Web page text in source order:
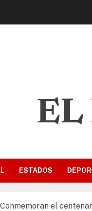
EL
ESTADOS
Conmemoran el